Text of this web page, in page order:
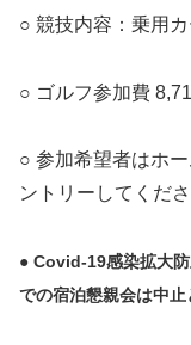
○ 競技内容：乗用
○ ゴルフ参加費
○ 参加希望者はホー
ントリーしてくださ
● Covid-19感染拡大防
での宿泊懇親会は中止